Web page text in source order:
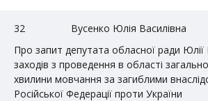
32
Вусенко Юлія Василівна
Про запит депутата обласної ради
заходів з проведення в області
хвилини мовчання за загиблими
Російської Федерації проти України